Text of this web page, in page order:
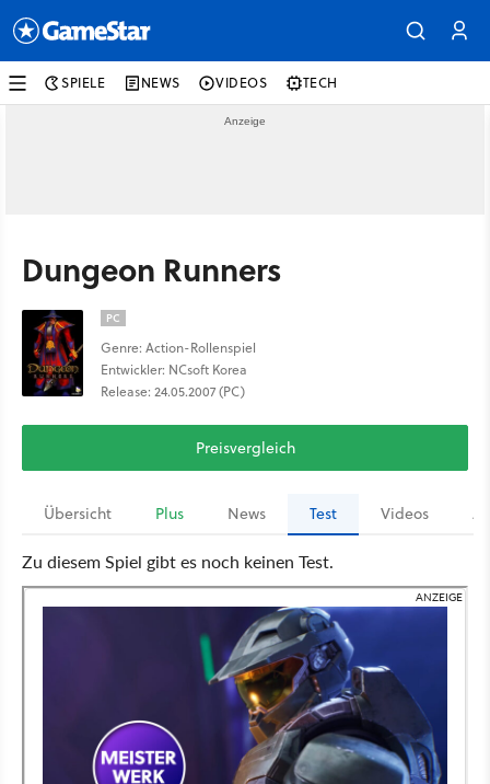
SPIELE NEWS VIDEOS TECH
Dungeon Runners
PC
Genre: Action-Rollenspiel
Entwickler: NCsoft Korea
Release: 24.05.2007 (PC)
Preisvergleich
Übersicht Plus News Test Videos
Zu diesem Spiel gibt es noch keinen Test.